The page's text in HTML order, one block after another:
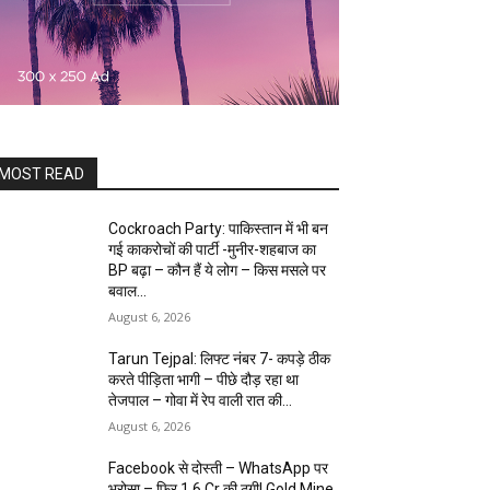
READ
Cockroach Party: पाकिस्तान में भी बन
गई काकरोचों की पार्टी -मुनीर-शहबाज का
BP बढ़ा – कौन हैं ये लोग – किस मसले पर
बवाल...
August 6, 2026
Tarun Tejpal: लिफ्ट नंबर 7- कपड़े ठीक
करते पीड़िता भागी – पीछे दौड़ रहा था
तेजपाल – गोवा में रेप वाली रात की...
August 6, 2026
Facebook से दोस्ती – WhatsApp पर